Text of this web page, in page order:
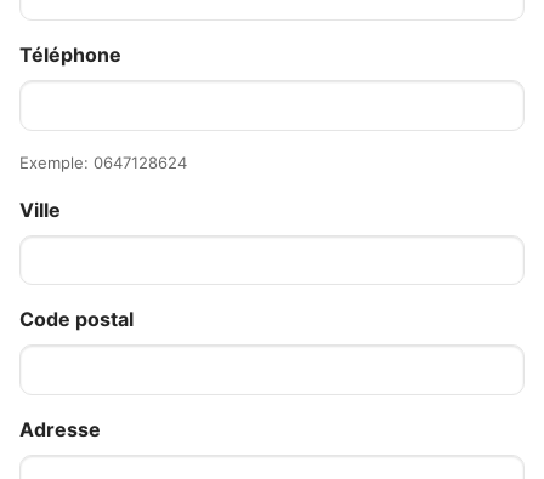
Téléphone
Exemple: 0647128624
Ville
Code postal
Adresse